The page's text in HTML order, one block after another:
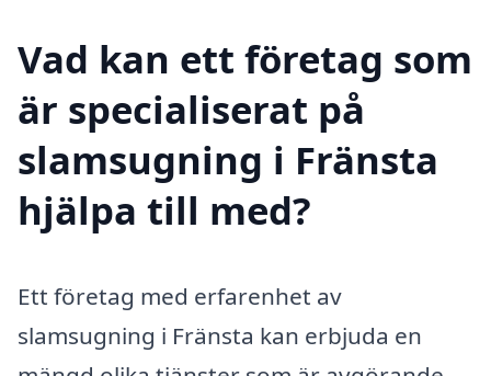
Vad kan ett företag som
är specialiserat på
slamsugning i Fränsta
hjälpa till med?
Ett företag med erfarenhet av
slamsugning i Fränsta kan erbjuda en